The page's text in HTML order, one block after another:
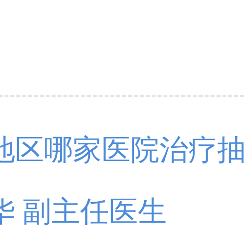
区哪家医院治疗
注意事项!
副主任医生